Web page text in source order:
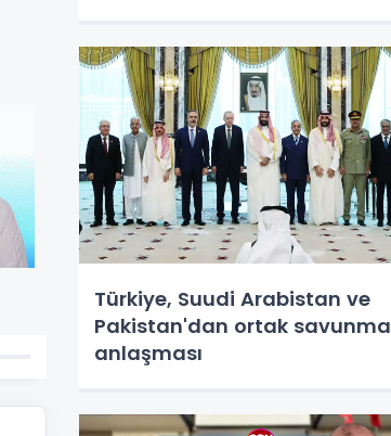
Türkiye, Suudi Arabistan ve
Pakistan'dan ortak savunma
anlaşması